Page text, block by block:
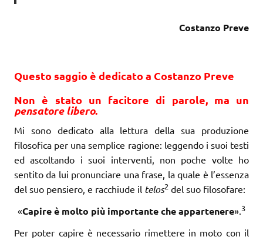
Costanzo Preve
Questo saggio è dedicato a Costanzo Preve
Non è stato un facitore di parole, ma un
pensatore libero.
Mi sono dedicato alla lettura della sua produzione
filosofica per una semplice ragione: leggendo i suoi testi
ed ascoltando i suoi interventi, non poche volte ho
sentito da lui pronunciare una frase, la quale è l’essenza
del suo pensiero, e racchiude il telos2 del suo filosofare:
«Capire è molto più importanteche appartenere».3
Per poter capire è necessario rimettere in moto con il